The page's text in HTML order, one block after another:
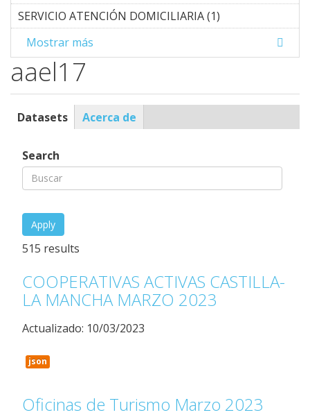
SERVICIO ATENCIÓN DOMICILIARIA (1)
SERVICIO
DOMICILIARIA
Mostrar más
aael17
Profile
Datasets(solapa
activa)
Acerca de
Search
515 results
COOPERATIVAS ACTIVAS CASTILLA-
LA MANCHA MARZO 2023
Actualizado: 10/03/2023
json
Oficinas de Turismo Marzo 2023